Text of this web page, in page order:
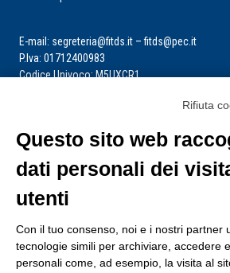
E-mail: segreteria@fitds.it – fitds@pec.it
P.Iva: 01712400983
Codice Univoco: M5UXCR1
La segreteria è aperta dal lunedì al venerdì dalle
Rifiuta
Questo sito web
dati personali dei
utenti
Con il tuo consenso, noi e i nostri partner
tecnologie simili per archiviare, accedere
personali come, ad esempio, la visita al